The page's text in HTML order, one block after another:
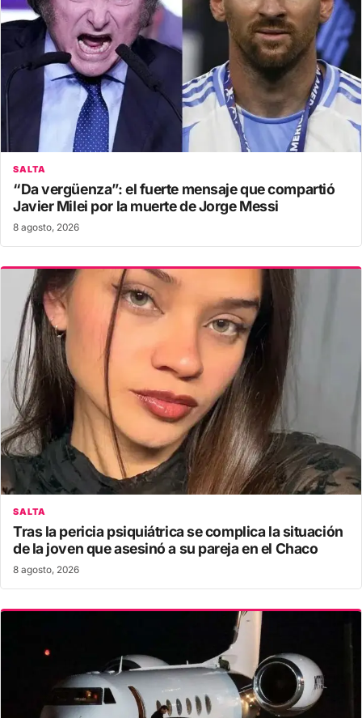
SALTA
“Da vergüenza”: el fuerte mensaje que compartió
Javier Milei por la muerte de Jorge Messi
8 agosto, 2026
SALTA
Tras la pericia psiquiátrica se complica la situación
de la joven que asesinó a su pareja en el Chaco
8 agosto, 2026